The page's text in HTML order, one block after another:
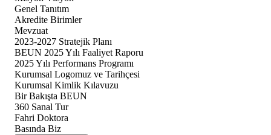
Genel Tanıtım
Akredite Birimler
Mevzuat
2023-2027 Stratejik Planı
BEUN 2025 Yılı Faaliyet Raporu
2025 Yılı Performans Programı
Kurumsal Logomuz ve Tarihçesi
Kurumsal Kimlik Kılavuzu
Bir Bakışta BEUN
360 Sanal Tur
Fahri Doktora
Basında Biz